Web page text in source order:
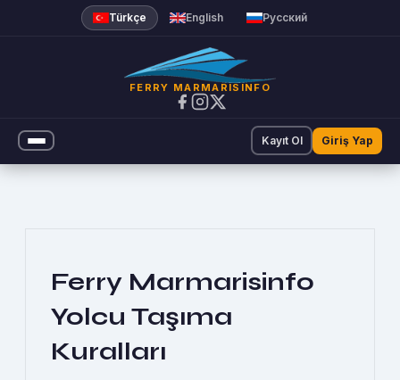
Yolcu Taşıma Koşulları |
Türkçe English Русский
FERRY MARMARISINFO
Kayıt Ol Giriş Yap
Ferry Marmarisinfo
Yolcu Taşıma
Kuralları